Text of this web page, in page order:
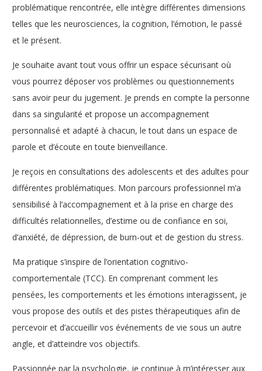
problématique rencontrée, elle intègre différentes dimensions
telles que les neurosciences, la cognition, l’émotion, le passé
et le présent.
Je souhaite avant tout vous offrir un espace sécurisant où
vous pourrez déposer vos problèmes ou questionnements
sans avoir peur du jugement. Je prends en compte la personne
dans sa singularité et propose un accompagnement
personnalisé et adapté à chacun, le tout dans un espace de
parole et d’écoute en toute bienveillance.
Je reçois en consultations des adolescents et des adultes pour
différentes problématiques. Mon parcours professionnel m’a
sensibilisé à l’accompagnement et à la prise en charge des
difficultés relationnelles, d’estime ou de confiance en soi,
d’anxiété, de dépression, de burn-out et de gestion du stress.
Ma pratique s’inspire de l’orientation cognitivo-
comportementale (TCC). En comprenant comment les
pensées, les comportements et les émotions interagissent, je
vous propose des outils et des pistes thérapeutiques afin de
percevoir et d’accueillir vos événements de vie sous un autre
angle, et d’atteindre vos objectifs.
Passionnée par la psychologie, je continue à m’intéresser aux